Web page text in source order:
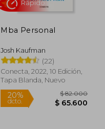
Mba Personal
Josh Kaufman
(22)
Conecta, 2022, 10 Edición,
Tapa Blanda, Nuevo